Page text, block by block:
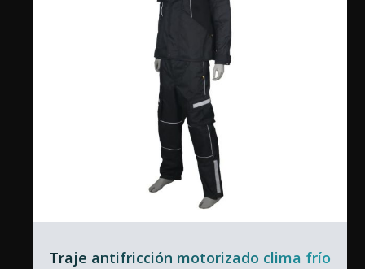
Traje antifricción motorizado clima frío